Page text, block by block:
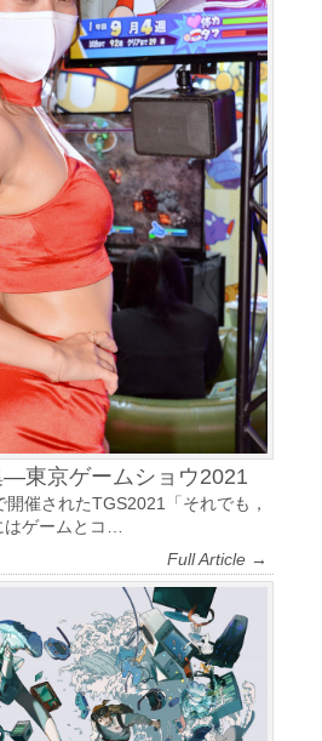
―東京ゲームショウ2021
催されたTGS2021「それでも，
はゲームとコ…
Full Article →